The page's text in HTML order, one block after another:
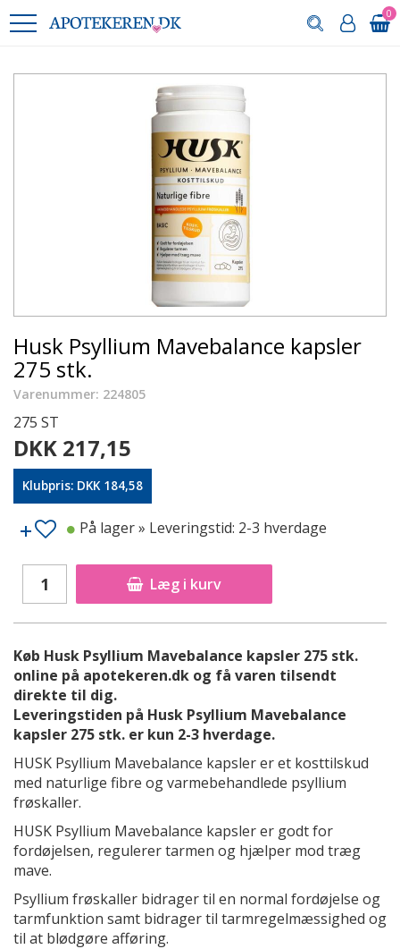
0
Husk Psyllium Mavebalance kapsler
275 stk.
Varenummer: 224805
275 ST
DKK 217,15
Klubpris: DKK 184,58
Læg i kurv
På lager» Leveringstid: 2-3 hverdage
Køb Husk Psyllium Mavebalance kapsler 275 stk.
online på apotekeren.dk og få varen tilsendt
direkte til dig.
Leveringstiden på Husk Psyllium Mavebalance
kapsler 275 stk. er kun 2-3 hverdage.
HUSK Psyllium Mavebalance kapsler er et kosttilskud
med naturlige fibre og varmebehandlede psyllium
frøskaller.
HUSK Psyllium Mavebalance kapsler er godt for
fordøjelsen, regulerer tarmen og hjælper mod træg
mave.
Psyllium frøskaller bidrager til en normal fordøjelse og
tarmfunktion samt bidrager til tarmregelmæssighed og
til at blødgøre afføring.